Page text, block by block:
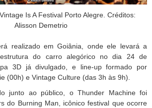
Is A Festival Porto Alegre. Créditos:
Alisson Demetrio
realizado em Goiânia, onde ele levará a
do carro alegórico no dia 24 de
3D já divulgado, e line-up formado por
(00h) e Vintage Culture (das 3h às 9h).
junto ao público, o Thunder Machine foi
do Burning Man, icônico festival que ocorre